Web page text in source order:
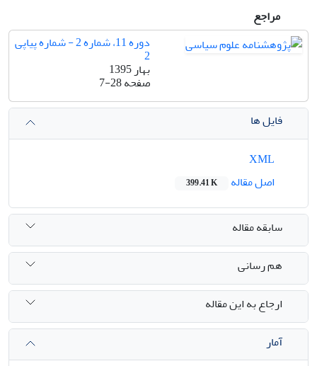
مراجع
دوره 11، شماره 2 - شماره پیاپی
2
بهار 1395
صفحه7-28
فایل ها
اصل مقاله
399.41 K
سابقه مقاله
هم رسانی
ارجاع به این مقاله
آمار